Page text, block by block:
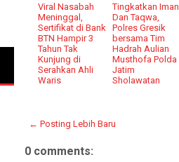
Viral Nasabah
Meninggal,
Sertifikat di Bank
BTN Hampir 3
Tahun Tak
Kunjung di
Serahkan Ahli
Waris
Tingkatkan Iman
Dan Taqwa,
Polres Gresik
bersama Tim
Hadrah Aulian
Musthofa Polda
Jatim
Sholawatan
← Posting Lebih Baru
0 comments: